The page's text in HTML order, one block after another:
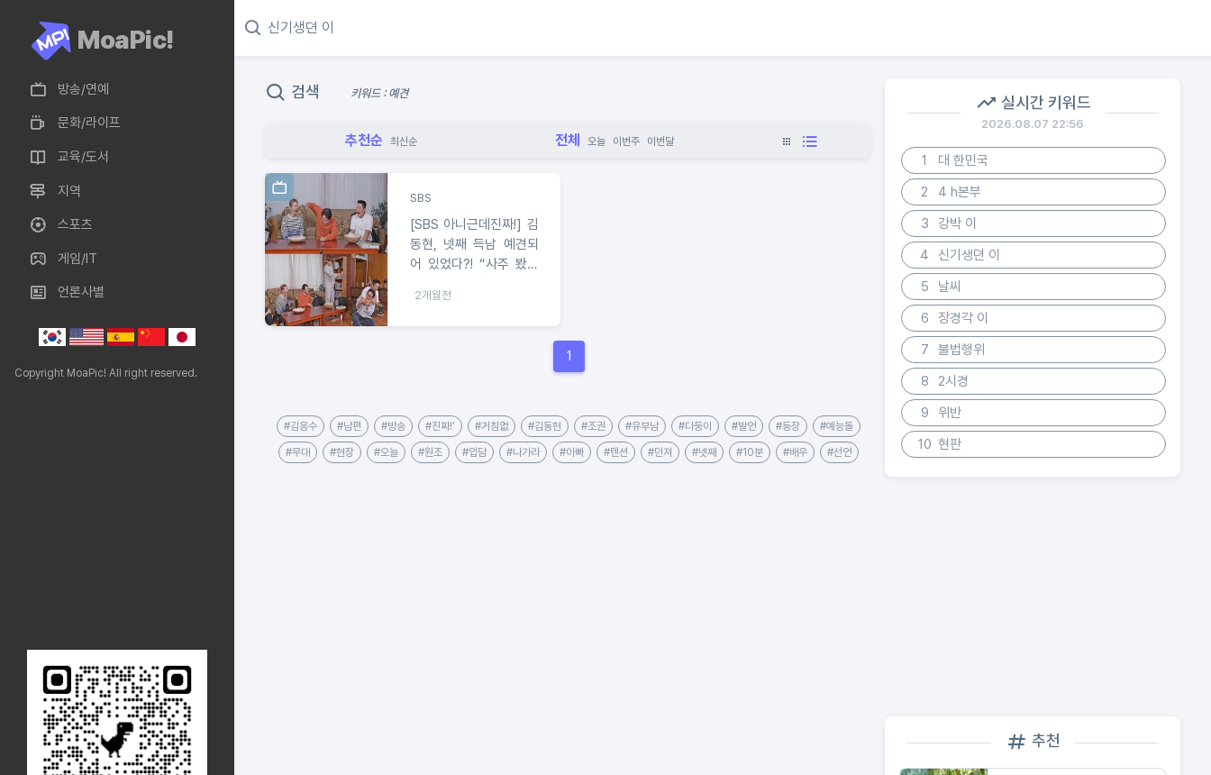
MoaPic!
방송/연예
문화/라이프
교육/도서
지역
스포츠
게임/IT
언론사별
Copyright MoaPic! All right reserved.
검색 키워드 : 예견
추천순 최신순 전체 오늘 이번주 이번달
SBS
[SBS 아니근데진짜!] 김
동현, 넷째 득남 예견되
어 있었다?! “사주 봤는
해” 깜짝
2개월전
1
#김응수 #남편 #방송 #진짜!' #거침없 #김동현 #조권 #유부남 #다둥이 #발언 #등장 #예능돌
#무대 #현장 #오늘 #원조 #입담 #나가라 #아빠 #텐션 #던져 #넷째 #10분 #배우 #선언
실시간 키워드
2026.08.07 22:56
1
대 한민국
2
4 h본부
3
강박 이
4
신기생뎐 이
5
날씨
6
장경각 이
7
불법행위
8
2시경
9
위반
10 현판
추천